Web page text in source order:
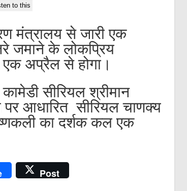
to this
मंत्रालय से जारी एक
जमाने के लोकप्रिय
एक अप्रैल से होगा।
सीरियल श्रीमान
पर आधारित सीरियल चाणक्य
का दर्शक कल एक
Post